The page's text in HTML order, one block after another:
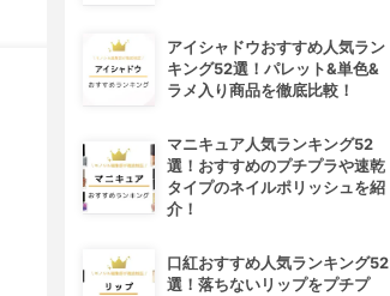
アイシャドウおすすめ人気ラン
キング52選！パレット&単色&
ラメ入り商品を徹底比較！
マニキュア人気ランキング52
選！おすすめのプチプラや速乾
タイプのネイルポリッシュを紹
介！
口紅おすすめ人気ランキング52
選！落ちないリップをプチプ